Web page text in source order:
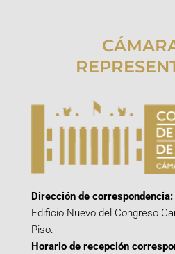
Dirección de correspondencia:
Edificio Nuevo del Congreso
Piso.
Horario de recepción